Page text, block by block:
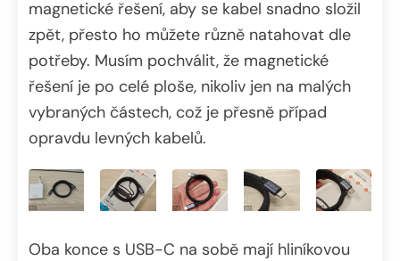
magnetické řešení, aby se kabel snadno složil
zpět, přesto ho můžete různě natahovat dle
potřeby. Musím pochválit, že magnetické
řešení je po celé ploše, nikoliv jen na malých
vybraných částech, což je přesně případ
opravdu levných kabelů.
Oba konce s USB-C na sobě mají hliníkovou